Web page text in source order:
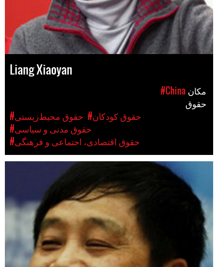
Liang Xiaoyan
#China
#حقوق محیط‌زیستی
#حقوق کودکان
#حقوق مدنی و سیاسی
#حقوق اقتصادی، اجتماعی و فرهنگی